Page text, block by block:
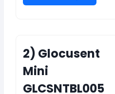
2) Glocusent
Mini
GLCSNTBL005